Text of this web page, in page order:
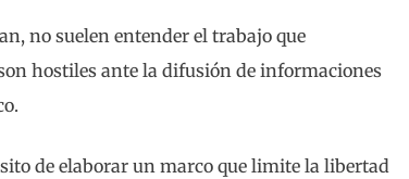
no suelen entender el trabajo que
hostiles ante la difusión de informaciones
de elaborar un marco que limite la libertad